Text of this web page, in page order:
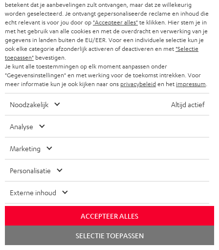
7.1 soundsystemen
Soundsysteem voor ieder
gebruik
Rearspeakers
Draadloos suroundsysteem
betekent dat je aanbevelingen zult ontvangen, maar dat ze willekeurig
worden geselecteerd. Je ontvangt gepersonaliseerde reclame en inhoud die
echt relevant is voor jou door op "Accepteer alles"te klikken. Hier stem je in
met het gebruik van alle cookies en met de overdracht en verwerking van je
gegevens in landen buiten de EU/EER. Voor een individuele selectie kun je
ook elke categorie afzonderlijk activeren of deactiveren en met "Selectie
toepassen" bevestigen.
Je kunt alle toestemmingen op elk moment aanpassen onder
"Gegevensinstellingen" en met werking voor de toekomst intrekken. Voor
meer informatie kun je ook kijken naar ons privacybeleiden het impressum
Noodzakelijk Altijd actief
Analyse
Marketing
Personalisatie
Externe inhoud
ACCEPTEER ALLES
SELECTIE TOEPASSEN